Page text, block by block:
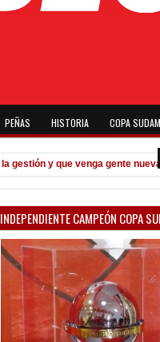
PEÑAS HISTORIA COPA
y que venga gente nueva"
INDEPENDIENTE CAMPEÓN COPA